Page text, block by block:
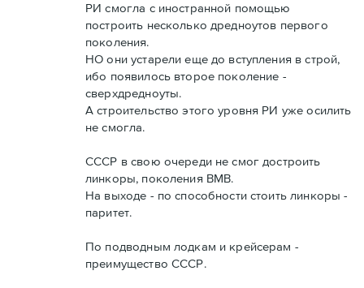
РИ смогла с иностранной помощью
построить несколько дредноутов первого
поколения.
НО они устарели еще до вступления в строй,
ибо появилось второе поколение -
сверхдредноуты.
А строительство этого уровня РИ уже осилить
не смогла.
СССР в свою очереди не смог достроить
линкоры, поколения ВМВ.
На выходе - по способности стоить линкоры -
паритет.
По подводным лодкам и крейсерам -
преимущество СССР.